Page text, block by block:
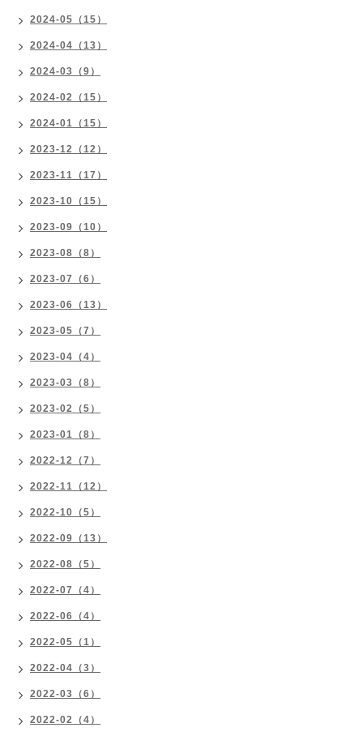
2024-05（15）
2024-04（13）
2024-03（9）
2024-02（15）
2024-01（15）
2023-12（12）
2023-11（17）
2023-10（15）
2023-09（10）
2023-08（8）
2023-07（6）
2023-06（13）
2023-05（7）
2023-04（4）
2023-03（8）
2023-02（5）
2023-01（8）
2022-12（7）
2022-11（12）
2022-10（5）
2022-09（13）
2022-08（5）
2022-07（4）
2022-06（4）
2022-05（1）
2022-04（3）
2022-03（6）
2022-02（4）